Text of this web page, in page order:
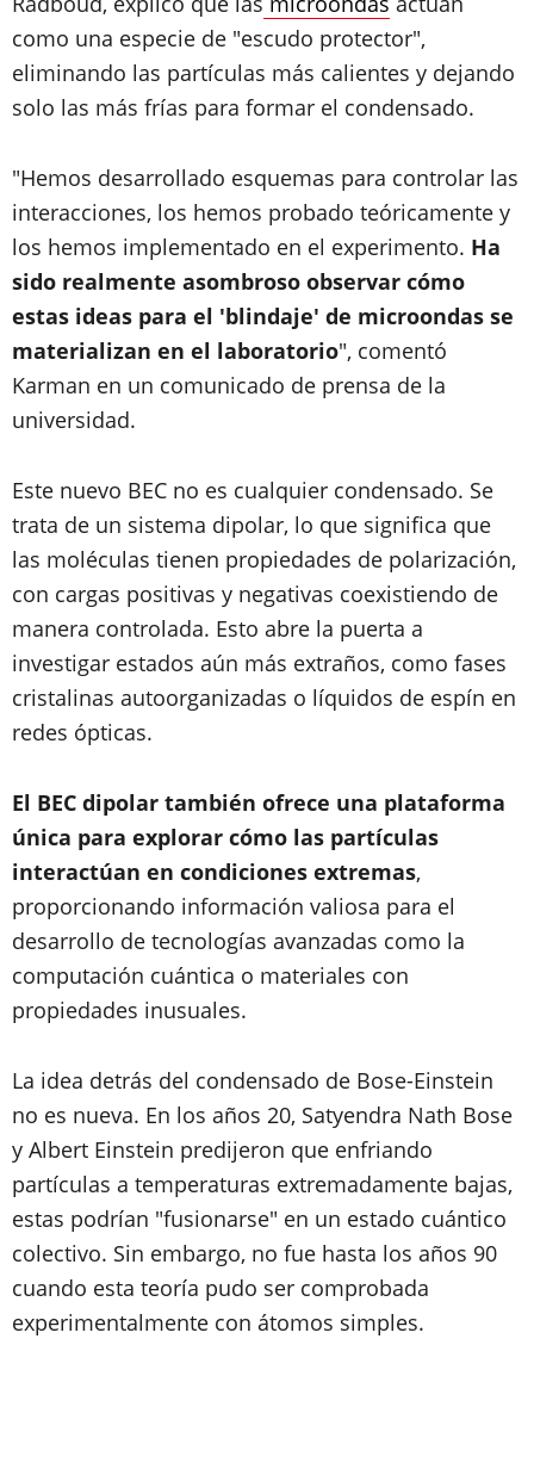
como una especie de "escudo protector",
eliminando las partículas más calientes y dejando
solo las más frías para formar el condensado.
"Hemos desarrollado esquemas para controlar las
interacciones, los hemos probado teóricamente y
los hemos implementado en el experimento. Ha
sido realmente asombroso observar cómo
estas ideas para el 'blindaje' de microondas se
materializan en el laboratorio", comentó
Karman en un comunicado de prensa de la
universidad.
Este nuevo BEC no es cualquier condensado. Se
trata de un sistema dipolar, lo que significa que
las moléculas tienen propiedades de polarización,
con cargas positivas y negativas coexistiendo de
manera controlada. Esto abre la puerta a
investigar estados aún más extraños, como fases
cristalinas autoorganizadas o líquidos de espín en
redes ópticas.
El BEC dipolar también ofrece una plataforma
única para explorar cómo las partículas
interactúan en condiciones extremas,
proporcionando información valiosa para el
desarrollo de tecnologías avanzadas como la
computación cuántica o materiales con
propiedades inusuales.
La idea detrás del condensado de Bose-Einstein
no es nueva. En los años 20, Satyendra Nath Bose
y Albert Einstein predijeron que enfriando
partículas a temperaturas extremadamente bajas,
estas podrían "fusionarse" en un estado cuántico
colectivo. Sin embargo, no fue hasta los años 90
cuando esta teoría pudo ser comprobada
experimentalmente con átomos simples.